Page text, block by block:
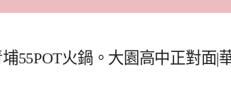
55POT火鍋。大園高中正對面|